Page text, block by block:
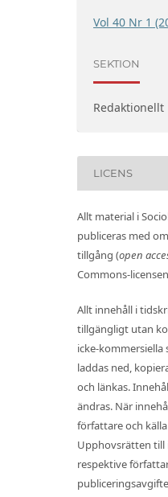
Vol 40 Nr 1
SEKTION
Redaktionellt
LICENS
Allt material i
publiceras med
tillgång (open
Commons-licensen
Allt innehåll i
tillgängligt utan
icke-kommersiella
laddas ned,
och länkas.
ändras. När
författare och
Upphovsrätten
respektive